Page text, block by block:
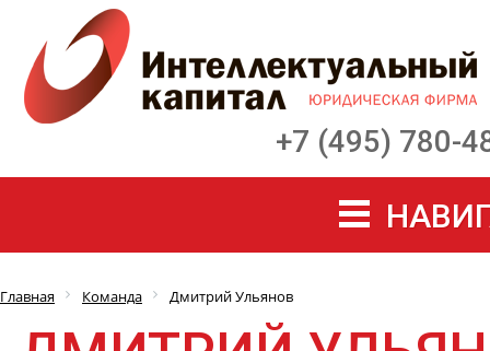
+7 (495) 780-
Главная Команда Дмитрий Ульянов